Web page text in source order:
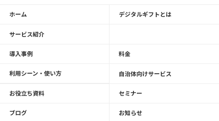
ホーム デジタルギフトとは
サービス紹介
導入事例 料金
利用シーン・使い方 自治体向けサービス
お役立ち資料 セミナー
ブログ お知らせ